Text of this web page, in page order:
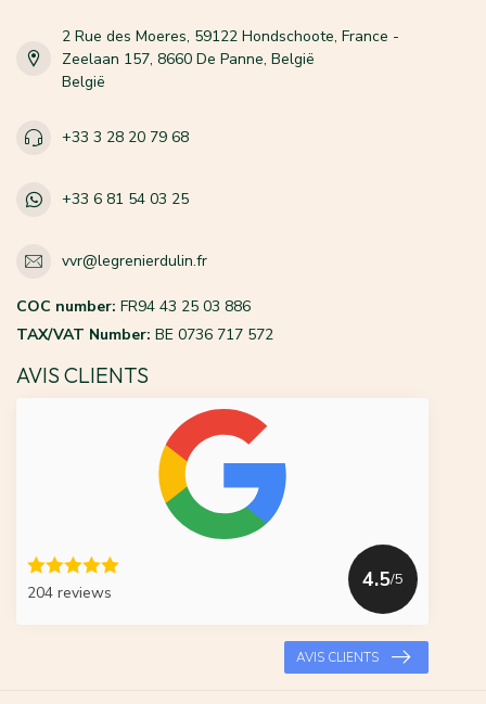
2 Rue des Moeres, 59122 Hondschoote, France -
Zeelaan 157, 8660 De Panne, België
België
+33 3 28 20 79 68
+33 6 81 54 03 25
vvr@legrenierdulin.fr
COC number: FR94 43 25 03 886
TAX/VAT Number: BE 0736 717 572
AVIS CLIENTS
204 reviews
4.5/5
AVIS CLIENTS